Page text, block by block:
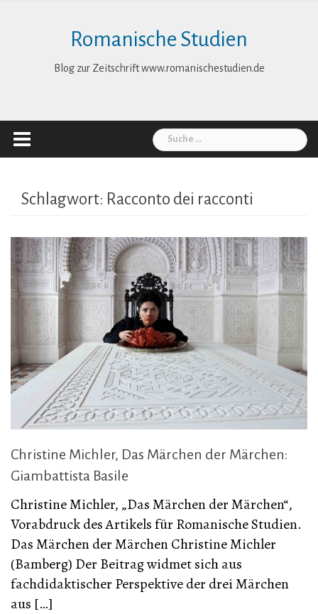
Romanische Studien
Blog zur Zeitschrift www.romanischestudien.de
Suche
nach:
Schlagwort: Racconto dei racconti
Christine Michler, Das Märchen der Märchen:
Giambattista Basile
Christine Michler, „Das Märchen der Märchen“,
Vorabdruck des Artikels für Romanische Studien.
Das Märchen der Märchen Christine Michler
(Bamberg) Der Beitrag widmet sich aus
fachdidaktischer Perspektive der drei Märchen
aus […]